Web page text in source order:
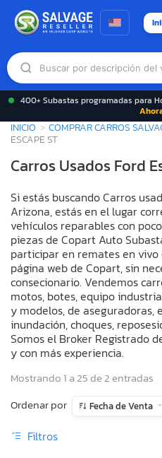
400+ Subastas programadas para
INICIO COMPRAR CARROS
ESCAPE ST
Carros Usados Ford
Si estás buscando Carros
Arizona, estás en el lugar
vehículos reparables con
piezas de Copart Auto
participar en remates en
página web de Copart, sin
consecionario. Vendemos
motos, botes, equipo
y modelos, de aseguradoras,
inundación, choques,
Somos el Broker Registrado
y con más experiencia.
Mostrando 1 a 25 de 2 entradas
Ordenar por
Fecha de Venta
Filtros